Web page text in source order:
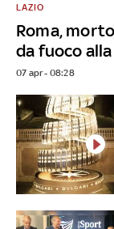
Roma,
da fuoco
LAZIO
07 apr - 08:28